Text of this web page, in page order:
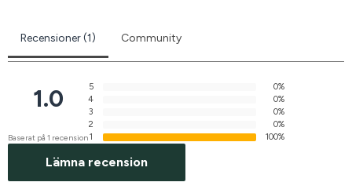
Recensioner (1) Community
1.0
Baserat på 1 recension
5
0%
4
0%
3
0%
2
0%
1
100%
Lämna recension